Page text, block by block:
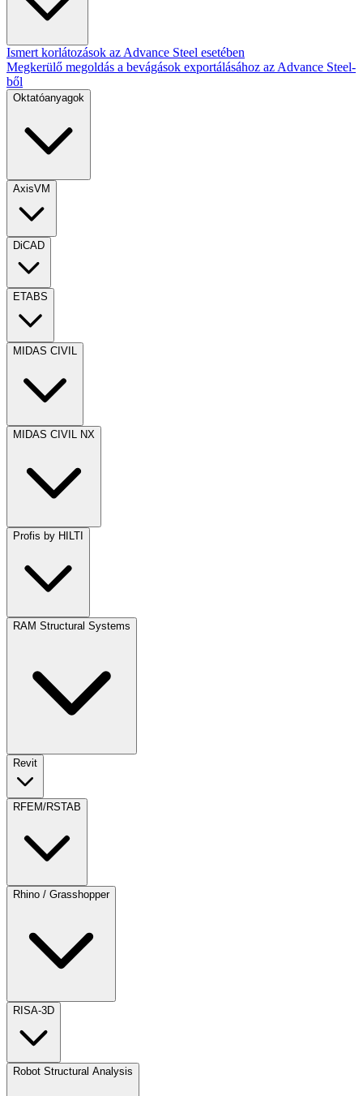
Ismert korlátozások az Advance Steel esetében
Megkerülő megoldás a bevágások exportálásához az Advance Steel-
ből
Oktatóanyagok
AxisVM
DiCAD
ETABS
MIDAS CIVIL
MIDAS CIVIL NX
Profis by HILTI
RAM Structural Systems
Revit
RFEM/RSTAB
Rhino / Grasshopper
RISA-3D
Robot Structural Analysis